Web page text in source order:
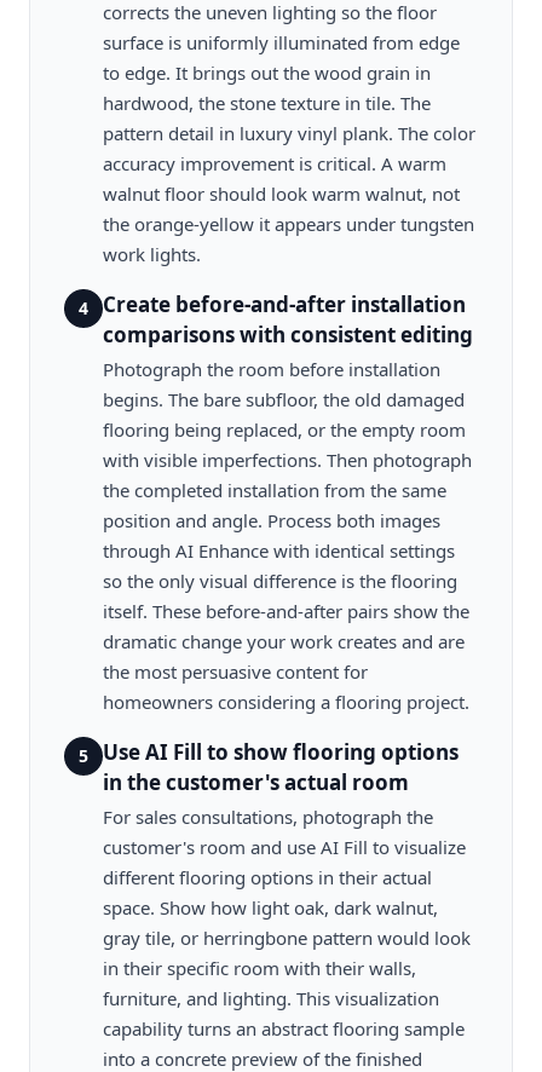
corrects the uneven lighting so the floor
surface is uniformly illuminated from edge
to edge. It brings out the wood grain in
hardwood, the stone texture in tile. The
pattern detail in luxury vinyl plank. The color
accuracy improvement is critical. A warm
walnut floor should look warm walnut, not
the orange-yellow it appears under tungsten
work lights.
4
Create before-and-after installation
comparisons with consistent editing
Photograph the room before installation
begins. The bare subfloor, the old damaged
flooring being replaced, or the empty room
with visible imperfections. Then photograph
the completed installation from the same
position and angle. Process both images
through AI Enhance with identical settings
so the only visual difference is the flooring
itself. These before-and-after pairs show the
dramatic change your work creates and are
the most persuasive content for
homeowners considering a flooring project.
5
Use AI Fill to show flooring options
in the customer's actual room
For sales consultations, photograph the
customer's room and use AI Fill to visualize
different flooring options in their actual
space. Show how light oak, dark walnut,
gray tile, or herringbone pattern would look
in their specific room with their walls,
furniture, and lighting. This visualization
capability turns an abstract flooring sample
into a concrete preview of the finished